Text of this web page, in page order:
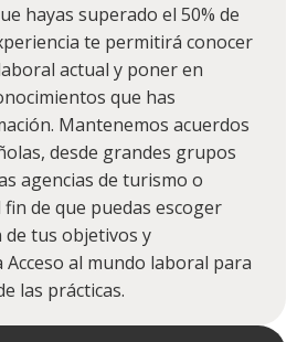
hayas superado el 50% de
te permitirá conocer
actual y poner en
que has
Mantenemos acuerdos
desde grandes grupos
agencias de turismo o
de que puedas escoger
de tus objetivos y
al mundo laboral para
las prácticas.